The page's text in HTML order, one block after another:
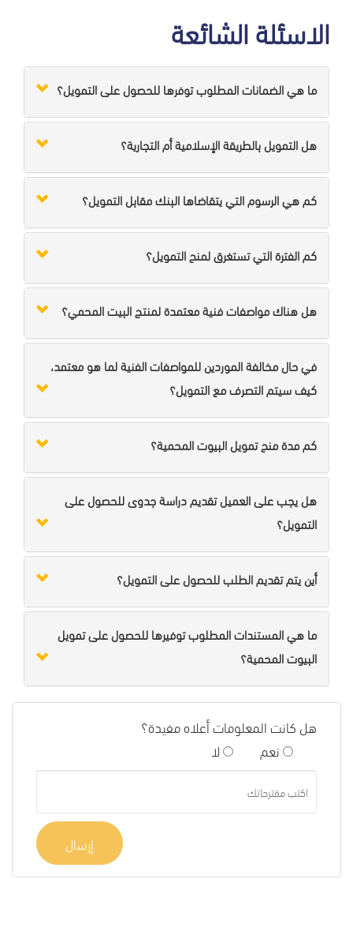
الاسئلة الشائعة
ما هي الضمانات المطلوب توفرها للحصول على التمويل؟
هل التمويل بالطريقة الإسلامية أم التجارية؟
كم هي الرسوم التي يتقاضاها البنك مقابل التمويل؟
كم الفترة التي تستغرق لمنح التمويل؟
هل هناك مواصفات فنية معتمدة لمنتج البيت المحمي؟
في حال مخالفة الموردين للمواصفات الفنية لما هو معتمد،
كيف سيتم التصرف مع التمويل؟
كم مدة منح تمويل البيوت المحمية؟
هل يجب على العميل تقديم دراسة جدوى للحصول على
التمويل؟
أين يتم تقديم الطلب للحصول على التمويل؟
ما هي المستندات المطلوب توفيرها للحصول على تمويل
البيوت المحمية؟
هل كانت المعلومات أعلاه مفيدة؟
نعم
لا
إرسال